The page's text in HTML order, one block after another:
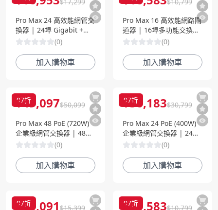
Pro Max 24 高效能網管交
換器 | 24埠 Gigabit +
10G SFP+ 光纖 | 企業級
(0)
加入購物車
Pro Max 16 高效能網路閘
道器 | 16埠多功能交換器
| 企業級安全防護整合方
(0)
加入購物車
97折
$49,097$50,099
Pro Max 48 PoE (720W)
企業級網管交換器 | 48埠
PoE + 10G SFP+ 光纖
(0)
加入購物車
97折
$30,183$30,799
Pro Max 24 PoE (400W)
企業級網管交換器 | 24埠
PoE + 10G SFP+ 光纖
(0)
加入購物車
97折
$15,091 $15,399
97折
$10,583$10,799